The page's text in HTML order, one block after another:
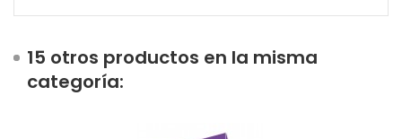
15 otros productos en la misma
categoría: